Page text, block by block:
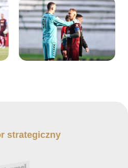
strategiczny